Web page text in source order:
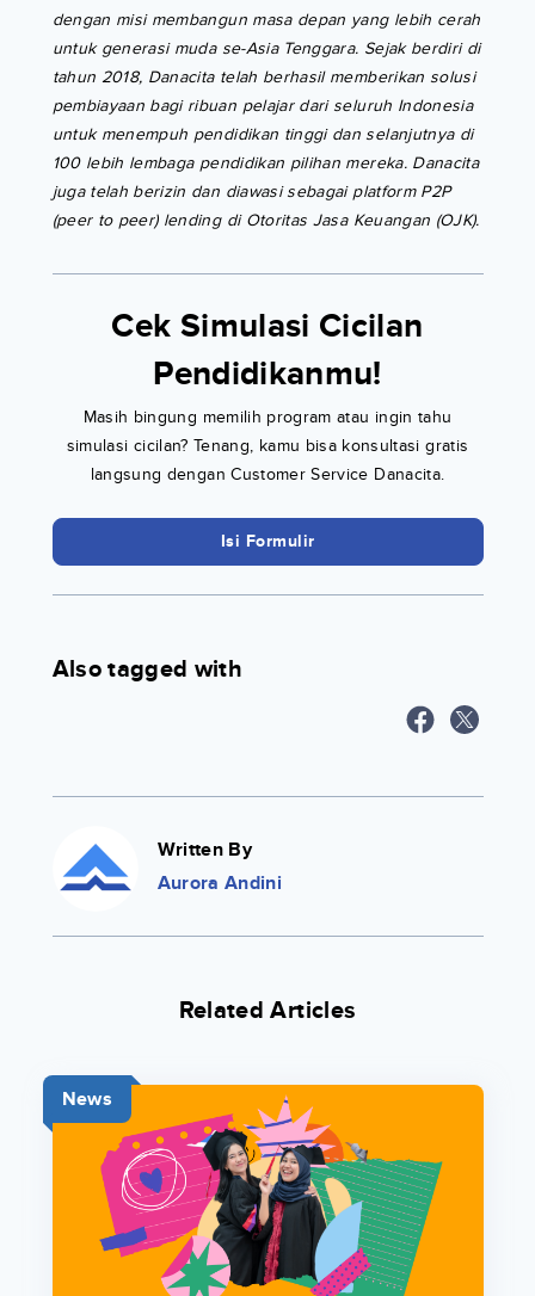
dengan misi membangun masa depan yang lebih cerah
untuk generasi muda se-Asia Tenggara. Sejak berdiri di
tahun 2018, Danacita telah berhasil memberikan solusi
pembiayaan bagi ribuan pelajar dari seluruh Indonesia
untuk menempuh pendidikan tinggi dan selanjutnya di
100 lebih lembaga pendidikan pilihan mereka. Danacita
juga telah berizin dan diawasi sebagai platform P2P
(peer to peer) lending di Otoritas Jasa Keuangan (OJK).
Cek Simulasi Cicilan
Pendidikanmu!
Masih bingung memilih program atau ingin tahu
simulasi cicilan? Tenang, kamu bisa konsultasi gratis
langsung dengan Customer Service Danacita.
Isi Formulir
Also tagged with
Written By
Aurora Andini
Related Articles
News